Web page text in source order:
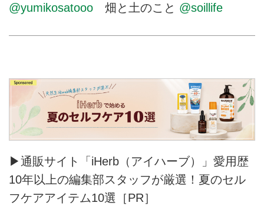
@yumikosatooo 畑と土のこと @soillife
▶通販サイト「iHerb（アイハーブ）」愛用歴
10年以上の編集部スタッフが厳選！夏のセル
フケアアイテム10選［PR］